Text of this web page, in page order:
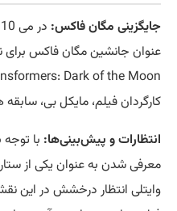
جایگزینی مگان فاکس:
عنوان جانشین مگان فاکس
کارگردان فیلم، مایکل بی،
انتظارات و پیش‌بینی‌ها: با
معرفی شدن به عنوان یکی از
وایتلی انتظار درخشش در این